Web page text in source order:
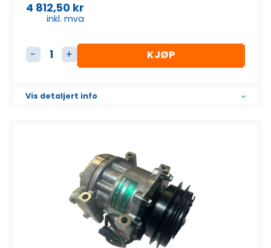
4 812,50 kr
inkl. mva
AC Kompressor antall KJØP
Vis detaljert info